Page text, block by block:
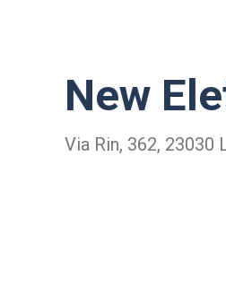
New
Via Rin, 362, 23030